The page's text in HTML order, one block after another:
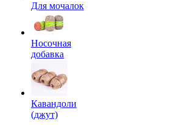
Для мочалок
Носочная
добавка
Кавандоли
(джут)